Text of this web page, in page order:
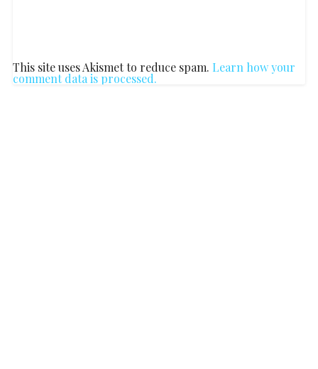
This site uses Akismet to reduce spam. Learn how your
comment data is processed.